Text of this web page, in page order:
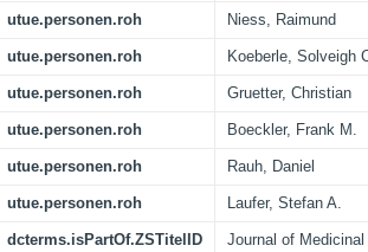
utue.personen.roh Niess, Raimund
utue.personen.roh Koeberle, Solveigh
utue.personen.roh Gruetter, Christian
utue.personen.roh Boeckler, Frank M.
utue.personen.roh Rauh, Daniel
utue.personen.roh Laufer, Stefan A.
dcterms.isPartOf.ZSTitelID Journal of